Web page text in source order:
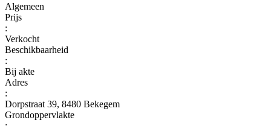
Algemeen
Prijs
:
Verkocht
Beschikbaarheid
:
Bij akte
Adres
:
Dorpstraat 39, 8480 Bekegem
Grondoppervlakte